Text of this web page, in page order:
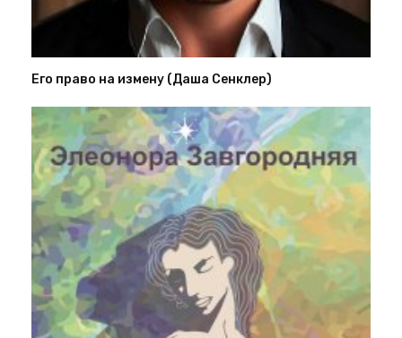
Его право на измену (Даша Сенклер)